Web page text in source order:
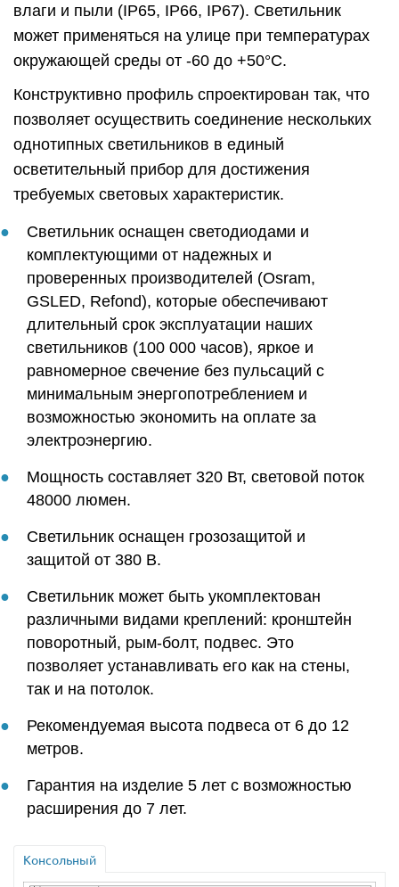
влаги и пыли (IP65, IP66, IP67). Светильник
может применяться на улице при температурах
окружающей среды от -60 до +50°C.
Конструктивно профиль спроектирован так, что
позволяет осуществить соединение нескольких
однотипных светильников в единый
осветительный прибор для достижения
требуемых световых характеристик.
Светильник оснащен светодиодами и
комплектующими от надежных и
проверенных производителей (Osram,
GSLED, Refond), которые обеспечивают
длительный срок эксплуатации наших
светильников (100 000 часов), яркое и
равномерное свечение без пульсаций с
минимальным энергопотреблением и
возможностью экономить на оплате за
электроэнергию.
Мощность составляет 320 Вт, световой поток
48000 люмен.
Светильник оснащен грозозащитой и
защитой от 380 В.
Светильник может быть укомплектован
различными видами креплений: кронштейн
поворотный, рым-болт, подвес. Это
позволяет устанавливать его как на стены,
так и на потолок.
Рекомендуемая высота подвеса от 6 до 12
метров.
Гарантия на изделие 5 лет с возможностью
расширения до 7 лет.
Консольный